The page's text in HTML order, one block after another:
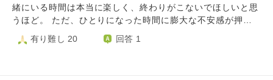
ってしまう私、どう努力すれば上手く関係は作っていけるん
でしょうか。
緒にいる時間は本当に楽しく、終わりがこないでほしいと思
うほど。 ただ、ひとりになった時間に膨大な不安感が押し
寄せます。 理由として考えられることとしては ･言葉だけを
信じるのが怖い ひと月前、一度別れを切り出されたことが
有り難し 20 回答 1